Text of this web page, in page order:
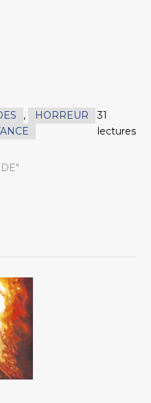
,
HORREUR
31
lectures